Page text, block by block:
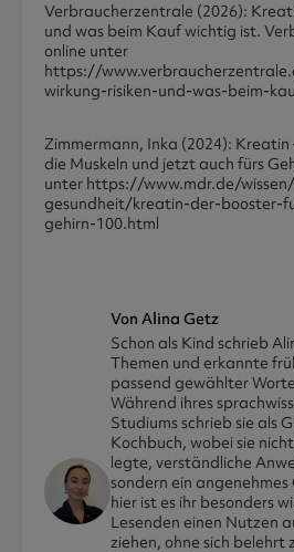
Verbraucherzentrale (2026):
und was beim Kauf wichtig ist.
online unter
https://
wirkung-risiken-und-was-beim-
Zimmermann, Inka (2024):
die Muskeln und jetzt auch fürs
unter https://www.mdr.de/
gesundheit/kreatin-der-booster-
gehirn-100.html
Von Alina Getz
Schon als Kind schrieb
Themen und erkannte
passend gewählter
Während ihres
Studiums schrieb sie als
Kochbuch, wobei sie
legte, verständliche
sondern ein
hier ist es ihr besonders
Lesenden einen Nutzen
ziehen, ohne sich belehrt